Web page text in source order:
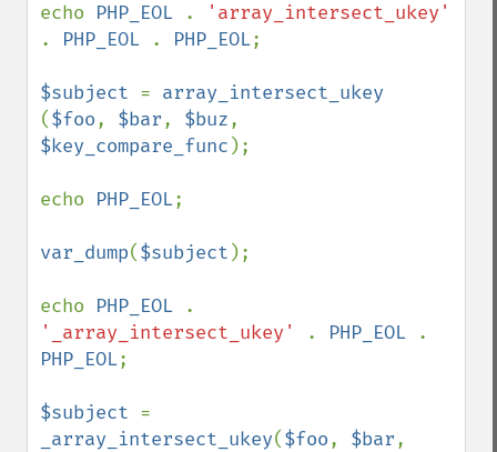
echo PHP_EOL .
. PHP_EOL . PHP_EOL;
$subject =
($foo, $bar, $buz
$key_compare_func );
echo PHP_EOL;
var_dump($subject );
echo PHP_EOL
'_array_intersect_ukey'
. PHP_EOL
PHP_EOL;
$subject
_array_intersect_ukey($foo, $bar